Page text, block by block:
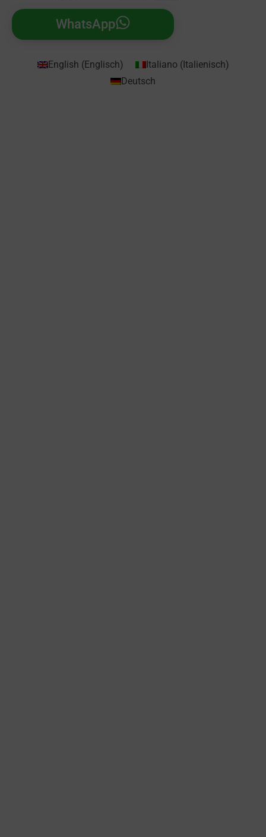
WhatsApp
English (Englisch) Italiano (Italienisch)
Deutsch